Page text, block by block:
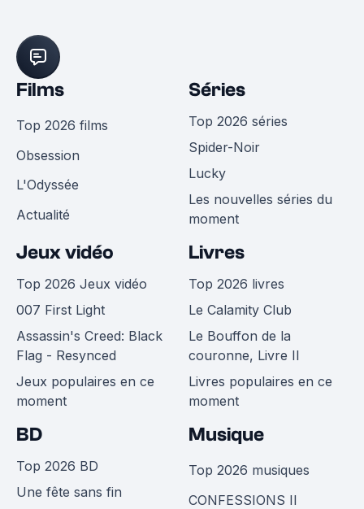
Films
Top 2026 films
Obsession
L'Odyssée
Actualité
Séries
Top 2026 séries
Spider-Noir
Lucky
Les nouvelles séries du
moment
Jeux vidéo
Top 2026 Jeux vidéo
007 First Light
Assassin's Creed: Black
Flag - Resynced
Jeux populaires en ce
moment
Livres
Top 2026 livres
Le Calamity Club
Le Bouffon de la
couronne, Livre II
Livres populaires en ce
moment
BD
Top 2026 BD
Une fête sans fin
Musique
Top 2026 musiques
CONFESSIONS II